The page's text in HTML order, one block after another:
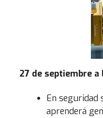
27 de septiembre a
En seguridad
aprenderá